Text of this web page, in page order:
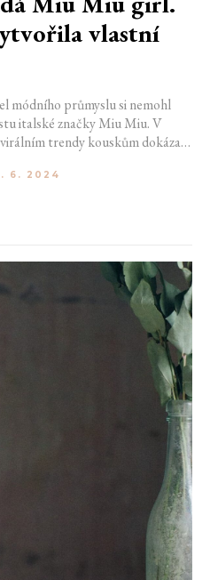
vlastní
módního průmyslu si nemohl
italské značky Miu Miu. V
trendy kouskům dokázala
6. 2024